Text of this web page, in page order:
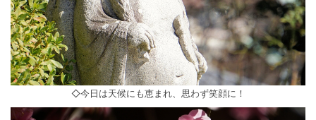
◇今日は天候にも恵まれ、思わず笑顔に！